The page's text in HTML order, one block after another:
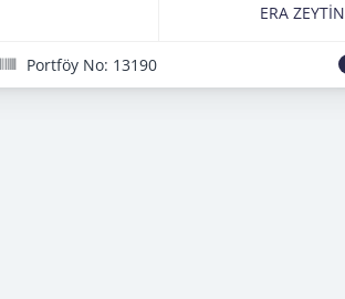
ERA ZEYTİN
Portföy No: 13190